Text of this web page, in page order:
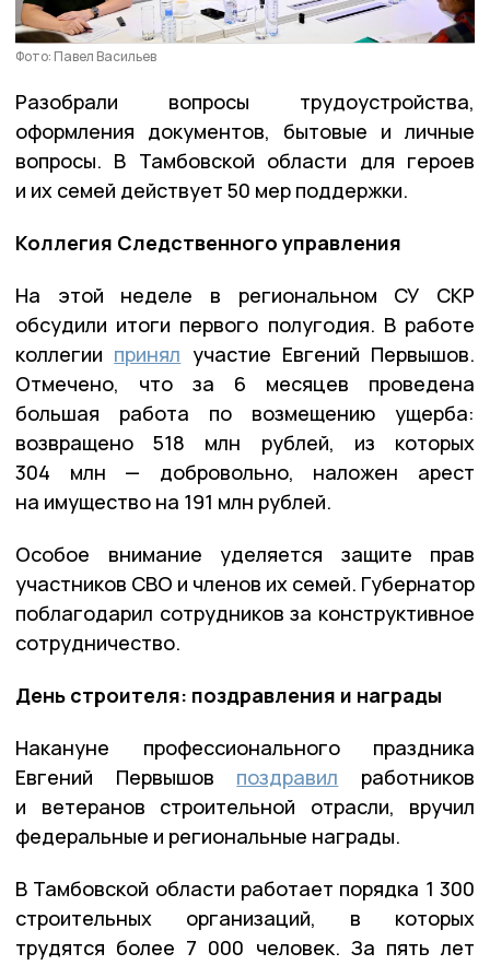
Фото: Павел Васильев
Разобрали вопросы трудоустройства,
оформления документов, бытовые и личные
вопросы. В Тамбовской области для героев
и их семей действует 50 мер поддержки.
Коллегия Следственного управления
На этой неделе в региональном СУ СКР
обсудили итоги первого полугодия. В работе
коллегии принял участие Евгений Первышов.
Отмечено, что за 6 месяцев проведена
большая работа по возмещению ущерба:
возвращено 518 млн рублей, из которых
304 млн — добровольно, наложен арест
на имущество на 191 млн рублей.
Особое внимание уделяется защите прав
участников СВО и членов их семей. Губернатор
поблагодарил сотрудников за конструктивное
сотрудничество.
День строителя: поздравления и награды
Накануне профессионального праздника
Евгений Первышов поздравил работников
и ветеранов строительной отрасли, вручил
федеральные и региональные награды.
В Тамбовской области работает порядка 1 300
строительных организаций, в которых
трудятся более 7 000 человек. За пять лет